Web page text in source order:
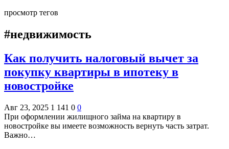
просмотр тегов
#недвижимость
Как получить налоговый вычет за
покупку квартиры в ипотеку в
новостройке
Авг 23, 2025 1 141 0 0
При оформлении жилищного займа на квартиру в
новостройке вы имеете возможность вернуть часть затрат.
Важно…